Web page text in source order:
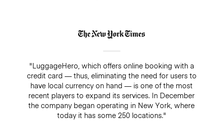
"LuggageHero, which offers online booking with a
credit card — thus, eliminating the need for users to
have local currency on hand — is one of the most
recent players to expand its services. In December
the company began operating in New York, where
today it has some 250 locations."